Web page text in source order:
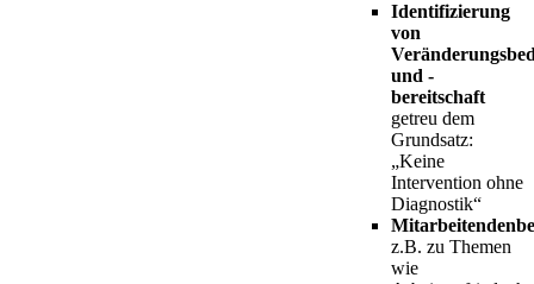
Identifizierung
von
und -
bereitschaft
getreu dem
Grundsatz:
„Keine
Intervention ohne
Diagnostik“
z.B. zu Themen
wie